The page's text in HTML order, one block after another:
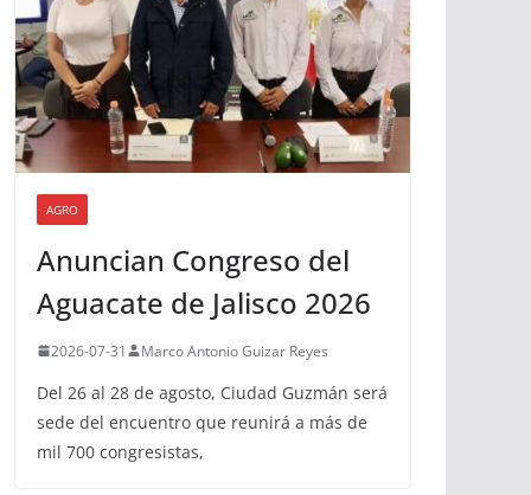
AGRO
Anuncian Congreso del
Aguacate de Jalisco 2026
2026-07-31 Marco Antonio Guizar Reyes
Del 26 al 28 de agosto, Ciudad Guzmán será
sede del encuentro que reunirá a más de
mil 700 congresistas,